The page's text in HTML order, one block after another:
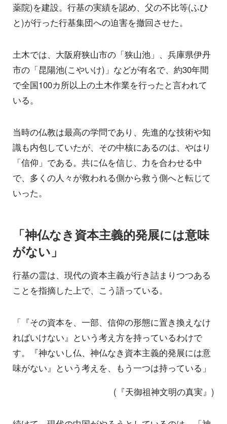
薬院)を建設。行基の実績を認め、父の不比等(ふひ
と)が行った行基集団への迫害を撤回させた。
土木では、大阪府狭山市の「狭山池」、兵庫県伊丹
市の「昆陽池(こやいけ)」などが有名で、約30年間
で全国100カ所以上の土木作業を行ったと言われて
いる。
当時の仏教は最高の学問であり、先進的な技術や知
識も内包していたが、その中核にあるのは、やはり
「信仰」である。共に仏を信じ、力を合わせる中
で、多くの人々が救われる側から救う側へと転じて
いった。
「神仏なき資本主義的発展には意味
がない」
行基の霊は、現代の資本主義が行き詰まりつつある
ことを指摘した上で、こう語っている。
「『その資本を、一部、信仰の形態に置き換えなけ
ればいけない』という考え方を持っているわけで
す。『神ないし仏、神仏なき資本主義的発展には意
味がない』という考えを、もう一つは持っている」
(『天御祖神文明の真実』)